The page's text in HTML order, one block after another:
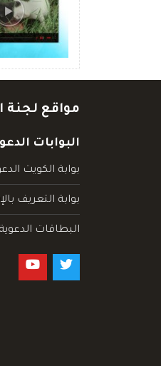
مواقع لجنة
البوابات
بوابة الكويت
بوابة التعريف
البطاقات الدعوية